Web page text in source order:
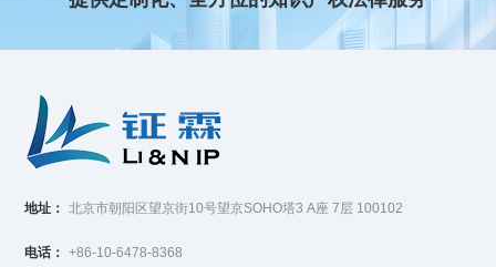
地址： 北京市朝阳区望京街10号望京SOHO塔3 A座 7层 100102
电话： +86-10-6478-8368